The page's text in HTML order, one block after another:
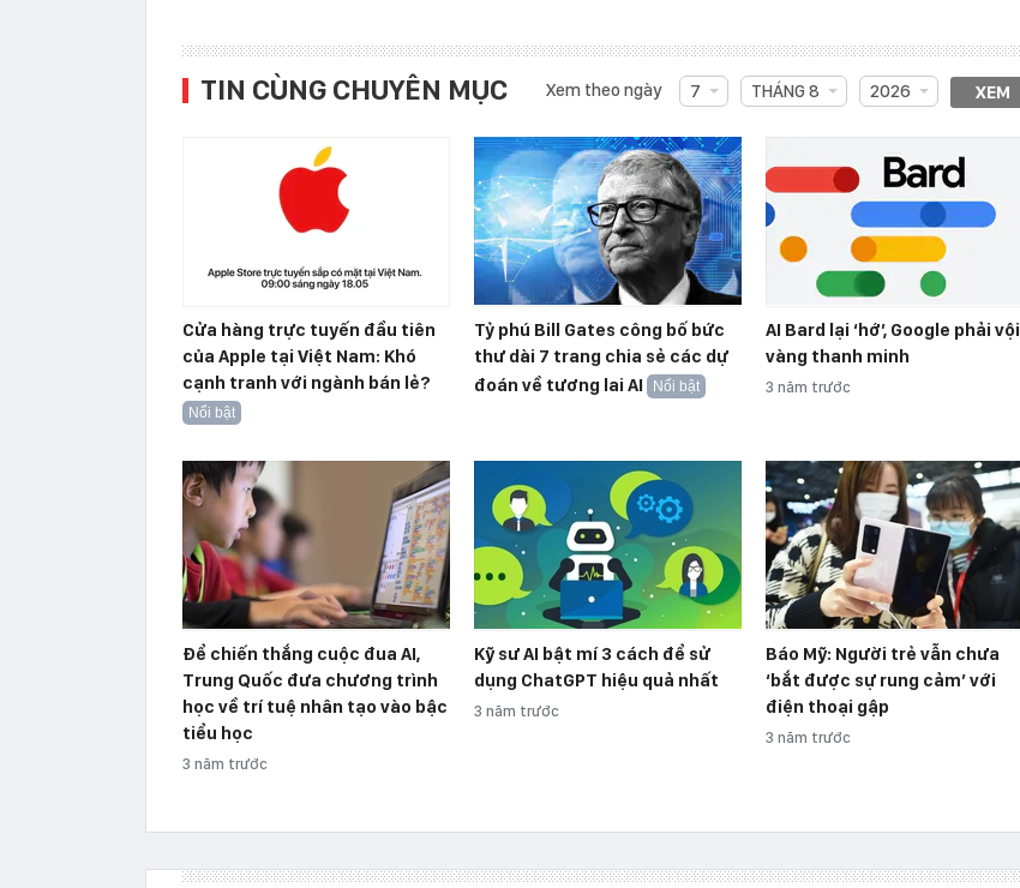
TIN CÙNG CHUYÊN MỤC Xem theo ngày 7 THÁNG 8 2026 XEM
Cửa hàng trực tuyến đầu tiên
của Apple tại Việt Nam: Khó
cạnh tranh với ngành bán lẻ?
Nổi bật
Tỷ phú Bill Gates công bố bức
thư dài 7 trang chia sẻ các dự
đoán về tương lai AI
Nổi bật
AI Bard lại ‘hớ’, Google phải vội
vàng thanh minh
3 năm trước
Để chiến thắng cuộc đua AI,
Trung Quốc đưa chương trình
học về trí tuệ nhân tạo vào bậc
tiểu học
3 năm trước
Kỹ sư AI bật mí 3 cách để sử
dụng ChatGPT hiệu quả nhất
3 năm trước
Báo Mỹ: Người trẻ vẫn chưa
‘bắt được sự rung cảm’ với
điện thoại gập
3 năm trước